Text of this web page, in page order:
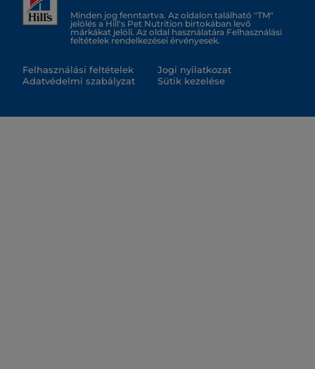
Minden jog fenntartva. Az oldalon található "TM"
jelölés a Hill's Pet Nutrition birtokában levő
márkákat jelöli. Az oldal használatára Felhasználási
feltételek rendelkezései érvényesek.
Felhasználási feltételek
Adatvédelmi szabályzat
Jogi nyilatkozat
Sütik kezelése